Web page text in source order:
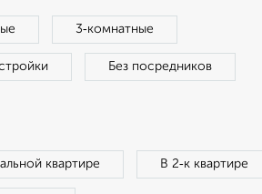
3‑комнатные
Без посредников
квартире В 2‑к квартире